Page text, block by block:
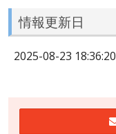
情報更新日
2025-08-23 18:36:20